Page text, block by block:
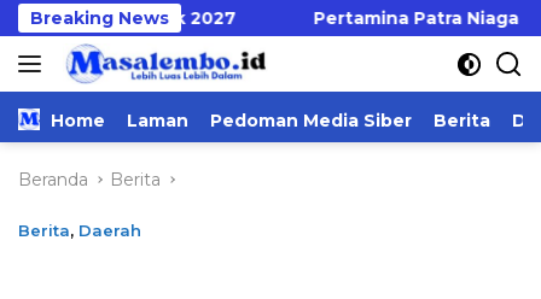
Langsung
ke
konten
Breaking News
2027 Pertamina Patra Niaga Regional
Home Laman Pedoman Media Siber Berita
Beranda Berita
Berita, Daerah